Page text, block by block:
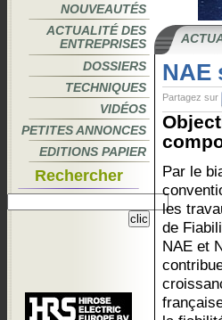
NOUVEAUTÉS
ACTUALITÉ DES
ENTREPRISES
DOSSIERS
TECHNIQUES
VIDÉOS
PETITES ANNONCES
EDITIONS PAPIER
Rechercher
NAE
Partagez sur
Par le
les
de
NAE et